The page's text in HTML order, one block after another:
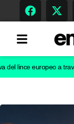
europeo a través del